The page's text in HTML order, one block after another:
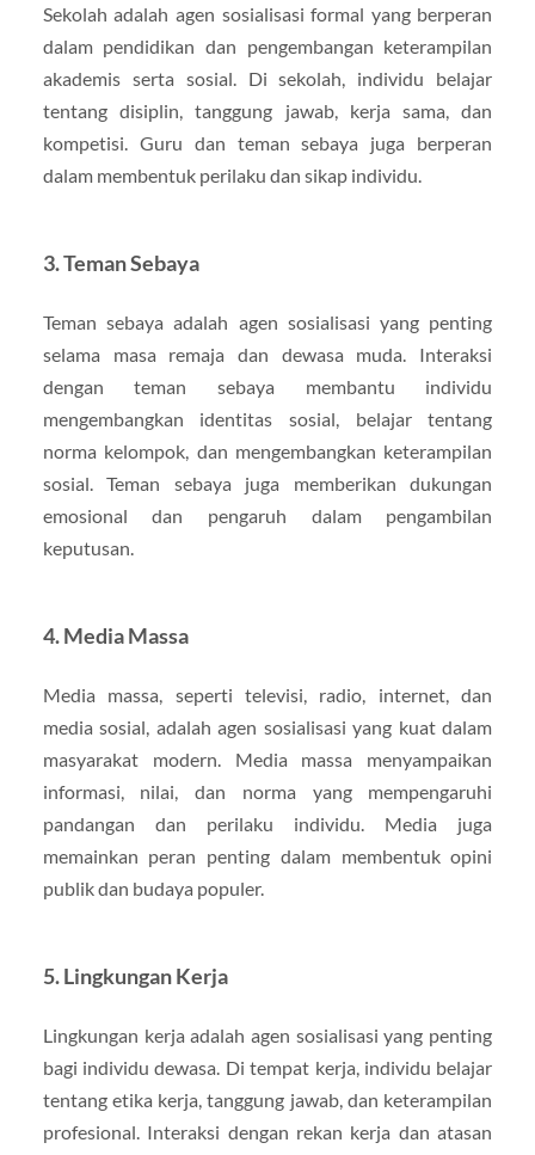
Sekolah adalah agen sosialisasi formal yang berperan
dalam pendidikan dan pengembangan keterampilan
akademis serta sosial. Di sekolah, individu belajar
tentang disiplin, tanggung jawab, kerja sama, dan
kompetisi. Guru dan teman sebaya juga berperan
dalam membentuk perilaku dan sikap individu.
3. Teman Sebaya
Teman sebaya adalah agen sosialisasi yang penting
selama masa remaja dan dewasa muda. Interaksi
dengan teman sebaya membantu individu
mengembangkan identitas sosial, belajar tentang
norma kelompok, dan mengembangkan keterampilan
sosial. Teman sebaya juga memberikan dukungan
emosional dan pengaruh dalam pengambilan
keputusan.
4. Media Massa
Media massa, seperti televisi, radio, internet, dan
media sosial, adalah agen sosialisasi yang kuat dalam
masyarakat modern. Media massa menyampaikan
informasi, nilai, dan norma yang mempengaruhi
pandangan dan perilaku individu. Media juga
memainkan peran penting dalam membentuk opini
publik dan budaya populer.
5. Lingkungan Kerja
Lingkungan kerja adalah agen sosialisasi yang penting
bagi individu dewasa. Di tempat kerja, individu belajar
tentang etika kerja, tanggung jawab, dan keterampilan
profesional. Interaksi dengan rekan kerja dan atasan